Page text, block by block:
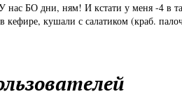
БО дни, ням! И кстати у меня -4 в
кефире, кушали с салатиком (краб.